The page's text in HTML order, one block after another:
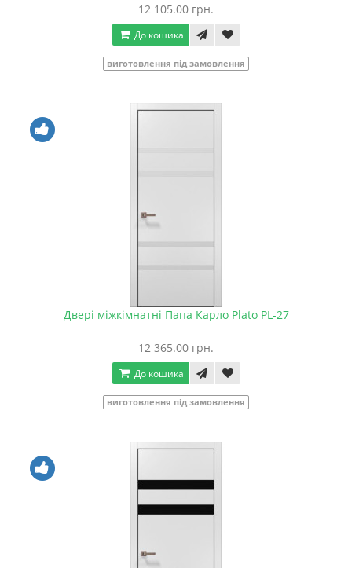
12 105.00 грн.
До кошика
виготовлення під замовлення
Двері міжкімнатні Папа Карло Plato PL-27
12 365.00 грн.
До кошика
виготовлення під замовлення